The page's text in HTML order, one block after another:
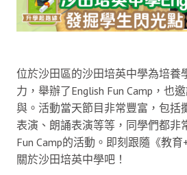
位於沙田區的沙田培英中學為培養
力，舉辦了English Fun Camp，也
與。活動當天節目非常豐富，包括
表演、朗誦表演等等，同學們都非
Fun Camp的活動。即刻跟隨《教
關於沙田培英中學吧！